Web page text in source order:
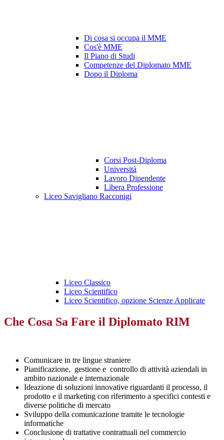
Di cosa si occupa il MME
Cos'è MME
Il Piano di Studi
Competenze del Diplomato MME
Dopo il Diploma
Corsi Post-Diploma
Università
Lavoro Dipendente
Libera Professione
Liceo Savigliano Racconigi
Liceo Classico
Liceo Scientifico
Liceo Scientifico, opzione Scienze Applicate
Che Cosa Sa Fare il Diplomato RIM
Comunicare in tre lingue straniere
Pianificazione, gestione e controllo di attività aziendali in
ambito nazionale e internazionale
Ideazione di soluzioni innovative riguardanti il processo, il
prodotto e il marketing con riferimento a specifici contesti e
diverse politiche di mercato
Sviluppo della comunicazione tramite le tecnologie
informatiche
Conclusione di trattative contrattuali nel commercio